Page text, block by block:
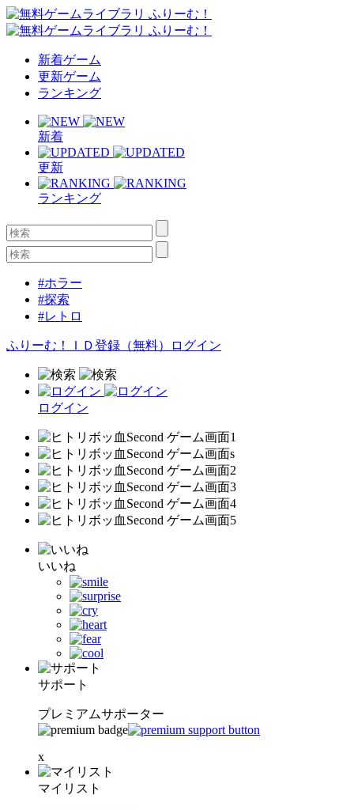
新着ゲーム
更新ゲーム
ランキング
新着
更新
ランキング
#ホラー
#探索
#レトロ
ふりーむ！ＩＤ登録（無料） ログイン
ログイン
いいね
サポート
プレミアムサポーター
x
マイリスト